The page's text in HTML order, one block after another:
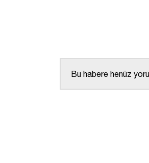
Bu habere henüz